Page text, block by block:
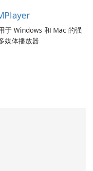
于 Windows 和 Mac 的强
媒体播放器